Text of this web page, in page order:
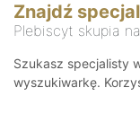
Znajdź
Plebiscyt skupia
Szukasz specjalisty
wyszukiwarkę.